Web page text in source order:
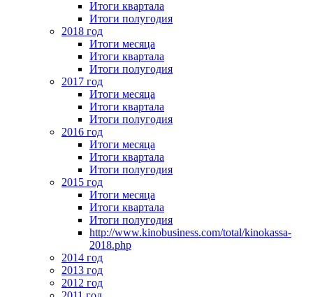
Итоги квартала
Итоги полугодия
2018 год
Итоги месяца
Итоги квартала
Итоги полугодия
2017 год
Итоги месяца
Итоги квартала
Итоги полугодия
2016 год
Итоги месяца
Итоги квартала
Итоги полугодия
2015 год
Итоги месяца
Итоги квартала
Итоги полугодия
http://www.kinobusiness.com/total/kinokassa-
2018.php
2014 год
2013 год
2012 год